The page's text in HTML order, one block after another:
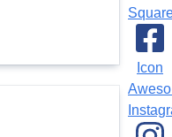
Icon